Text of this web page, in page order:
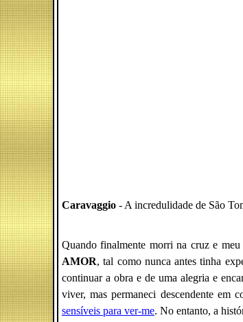
Caravaggio - A incredulidade de São
Quando finalmente morri na cruz e meu
AMOR, tal como nunca antes tinha
continuar a obra e de uma alegria e
viver, mas permaneci descendente em
sensíveis para ver-me. No entanto, a